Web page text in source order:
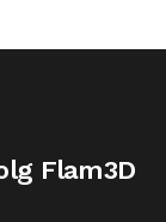
Flam3D